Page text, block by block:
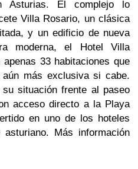
Asturias. El complejo lo
Villa Rosario, un clásica
y un edificio de nueva
moderna, el Hotel Villa
33 habitaciones que
más exclusiva si cabe.
situación frente al paseo
acceso directo a la Playa
en uno de los hoteles
Más información